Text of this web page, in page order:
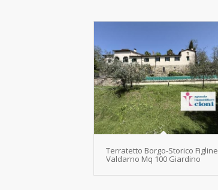
Terratetto Borgo-Storico Figline
Valdarno Mq 100 Giardino